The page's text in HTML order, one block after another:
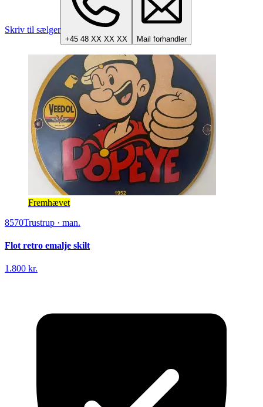
Skriv til sælger
+45 48 XX XX XX Mail forhandler
Fremhævet
8570Trustrup · man.
Flot retro emalje skilt
1.800 kr.